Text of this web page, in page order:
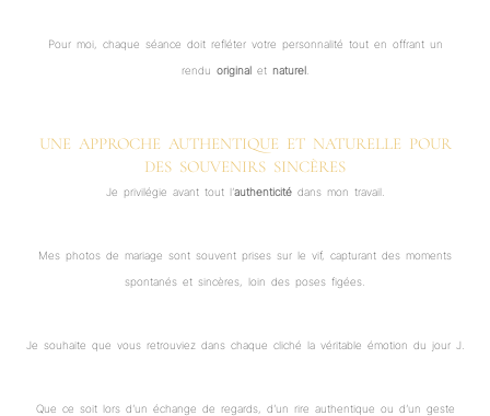
Pour moi, chaque séance doit refléter votre personnalité tout en offrant un
rendu originalet naturel.
UNE APPROCHE AUTHENTIQUE ET NATURELLE POUR
DES SOUVENIRS SINCÈRES
Je privilégie avant tout l’authenticitédans mon travail.
Mes photos de mariage sont souvent prises sur le vif, capturant des moments
spontanés et sincères, loin des poses figées.
Je souhaite que vous retrouviez dans chaque cliché la véritable émotion du jour J.
Que ce soit lors d’un échange de regards, d’un rire authentique ou d’un geste